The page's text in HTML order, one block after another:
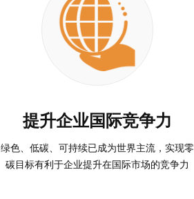
提升企业国际竞争力
绿色、低碳、可持续已成为世界主流，实现零
碳目标有利于企业提升在国际市场的竞争力